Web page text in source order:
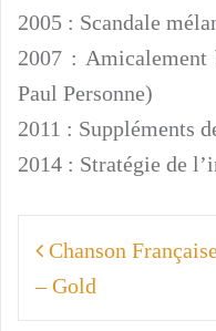
2005 : Scandale
2007 : Amicalement
Paul Personne)
2011 : Suppléments
2014 : Stratégie de
Navigation
de
l’article
Chanson
– Gold